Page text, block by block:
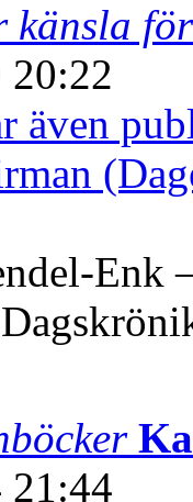
känsla
20:22
Enk
21:44